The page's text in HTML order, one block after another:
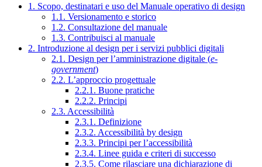
1. Scopo, destinatari e uso del Manuale operativo di design
1.1. Versionamento e storico
1.2. Consultazione del manuale
1.3. Contribuisci al manuale
2. Introduzione al design per i servizi pubblici digitali
2.1. Design per l’amministrazione digitale (e-
government)
2.2. L’approccio progettuale
2.2.1. Buone pratiche
2.2.2. Principi
2.3. Accessibilità
2.3.1. Definizione
2.3.2. Accessibilità by design
2.3.3. Principi per l’accessibilità
2.3.4. Linee guida e criteri di successo
2.3.5. Come rilasciare una dichiarazione di